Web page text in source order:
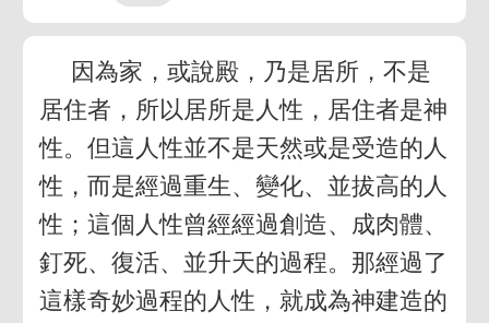
因為家，或說殿，乃是居所，不是
居住者，所以居所是人性，居住者是神
性。但這人性並不是天然或是受造的人
性，而是經過重生、變化、並拔高的人
性；這個人性曾經經過創造、成肉體、
釘死、復活、並升天的過程。那經過了
這樣奇妙過程的人性，就成為神建造的